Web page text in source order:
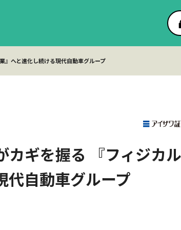
へと進化し続ける現代自動車グループ
ギを握る 『フィジカル
代自動車グループ